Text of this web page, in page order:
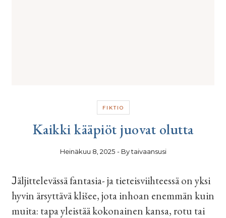
FIKTIO
Kaikki kääpiöt juovat olutta
Heinäkuu 8, 2025 - Bytaivaansusi
Jäljittelevässä fantasia- ja tieteisviihteessä on yksi
hyvin ärsyttävä klišee, jota inhoan enemmän kuin
muita: tapa yleistää kokonainen kansa, rotu tai